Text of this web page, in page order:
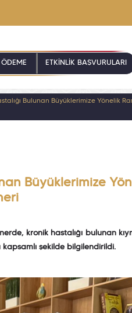
ÖDEME ETKİNLİK BAŞVURULARI
Bulunan Büyüklerimize Yönelik
Büyüklerimize
kronik hastalığı bulunan
kapsamlı şekilde bilgilendirildi.